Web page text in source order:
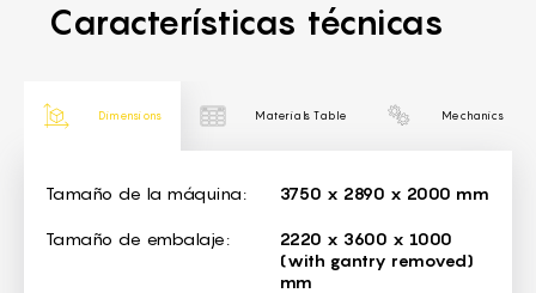
Características técnicas
Dimensions Materials Table Mechanics
Dimensions
Tamaño de la máquina: 3750 x 2890 x 2000 mm
Tamaño de embalaje:
2220 x 3600 x 1000
(with gantry removed)
mm